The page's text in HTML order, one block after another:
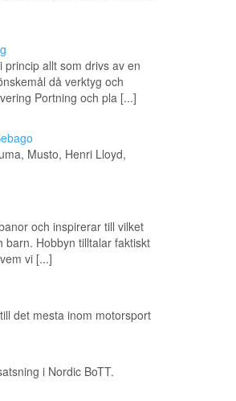
allt som drivs av en
då verktyg och
Portning och pla [...]
Musto, Henri Lloyd,
och inspirerar till vilket
barn. Hobbyn tilltalar faktiskt
vi [...]
det mesta inom motorsport
i Nordic BoTT.